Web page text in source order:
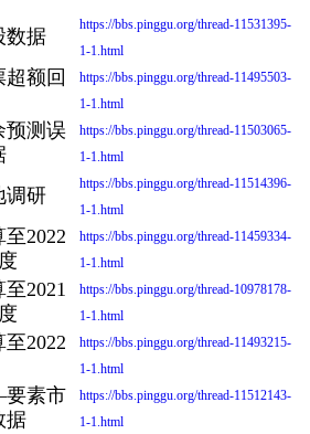
数据
https://bbs.pinggu.org/thread-11531395-
1-1.html
额回
https://bbs.pinggu.org/thread-11495503-
1-1.html
预测误
https://bbs.pinggu.org/thread-11503065-
1-1.html
调研
https://bbs.pinggu.org/thread-11514396-
1-1.html
2022
https://bbs.pinggu.org/thread-11459334-
1-1.html
2021
https://bbs.pinggu.org/thread-10978178-
1-1.html
2022
https://bbs.pinggu.org/thread-11493215-
1-1.html
素市
据
https://bbs.pinggu.org/thread-11512143-
1-1.html